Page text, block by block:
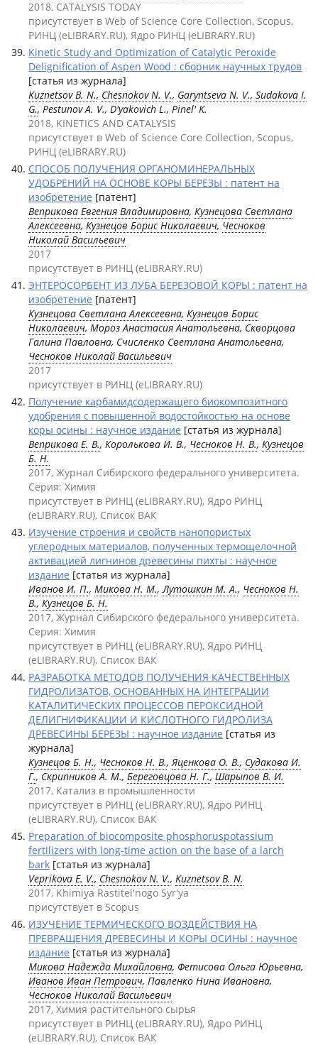
2018, CATALYSIS TODAY
присутствует в Web of Science Core Collection, Scopus,
РИНЦ (eLIBRARY.RU), Ядро РИНЦ (eLIBRARY.RU)
Kinetic Study and Optimization of Catalytic Peroxide
Delignification of Aspen Wood : сборник научных трудов
[статья из журнала]
Kuznetsov B. N., Chesnokov N. V., Garyntseva N. V., Sudakova I.
G., Pestunov A. V., D'yakovich L., Pinel' K.
2018, KINETICS AND CATALYSIS
присутствует в Web of Science Core Collection, Scopus,
РИНЦ (eLIBRARY.RU)
СПОСОБ ПОЛУЧЕНИЯ ОРГАНОМИНЕРАЛЬНЫХ
УДОБРЕНИЙ НА ОСНОВЕ КОРЫ БЕРЕЗЫ : патент на
изобретение [патент]
Веприкова Евгения Владимировна, Кузнецова Светлана
Алексеевна, Кузнецов Борис Николаевич, Чесноков
Николай Васильевич
2017
присутствует в РИНЦ (eLIBRARY.RU)
ЭНТЕРОСОРБЕНТ ИЗ ЛУБА БЕРЕЗОВОЙ КОРЫ : патент на
изобретение [патент]
Кузнецова Светлана Алексеевна, Кузнецов Борис
Николаевич, Мороз Анастасия Анатольевна, Скворцова
Галина Павловна, Счисленко Светлана Анатольевна,
Чесноков Николай Васильевич
2017
присутствует в РИНЦ (eLIBRARY.RU)
Получение карбамидсодержащего биокомпозитного
удобрения с повышенной водостойкостью на основе
коры осины : научное издание [статья из журнала]
Веприкова Е. В., Королькова И. В., Чесноков Н. В., Кузнецов
Б. Н.
2017, Журнал Сибирского федерального университета.
Серия: Химия
присутствует в РИНЦ (eLIBRARY.RU), Ядро РИНЦ
(eLIBRARY.RU), Список ВАК
Изучение строения и свойств нанопористых
углеродных материалов, полученных термощелочной
активацией лигнинов древесины пихты : научное
издание [статья из журнала]
Иванов И. П., Микова Н. М.,Лутошкин М. А., Чесноков Н.
В., Кузнецов Б. Н.
2017, Журнал Сибирского федерального университета.
Серия: Химия
присутствует в РИНЦ (eLIBRARY.RU), Ядро РИНЦ
(eLIBRARY.RU), Список ВАК
РАЗРАБОТКА МЕТОДОВ ПОЛУЧЕНИЯ КАЧЕСТВЕННЫХ
ГИДРОЛИЗАТОВ, ОСНОВАННЫХ НА ИНТЕГРАЦИИ
КАТАЛИТИЧЕСКИХ ПРОЦЕССОВ ПЕРОКСИДНОЙ
ДЕЛИГНИФИКАЦИИ И КИСЛОТНОГО ГИДРОЛИЗА
ДРЕВЕСИНЫ БЕРЕЗЫ : научное издание [статья из
журнала]
Кузнецов Б. Н., Чесноков Н. В.,Яценкова О. В., Судакова И.
Г., Скрипников А. М., Береговцова Н. Г., Шарыпов В. И.
2017, Катализ в промышленности
присутствует в РИНЦ (eLIBRARY.RU), Ядро РИНЦ
(eLIBRARY.RU), Список ВАК
Preparation of biocomposite phosphoruspotassium
fertilizers with long-time action on the base of a larch
bark [статья из журнала]
Veprikova E. V., Chesnokov N. V., Kuznetsov B. N.
2017, Khimiya Rastitel'nogo Syr'ya
присутствует в Scopus
ИЗУЧЕНИЕ ТЕРМИЧЕСКОГО ВОЗДЕЙСТВИЯ НА
ПРЕВРАЩЕНИЯ ДРЕВЕСИНЫ И КОРЫ ОСИНЫ : научное
издание [статья из журнала]
Микова Надежда Михайловна, Фетисова Ольга Юрьевна,
Иванов Иван Петрович, Павленко Нина Ивановна,
Чесноков Николай Васильевич
2017, Химия растительного сырья
присутствует в РИНЦ (eLIBRARY.RU), Ядро РИНЦ
(eLIBRARY.RU), Список ВАК